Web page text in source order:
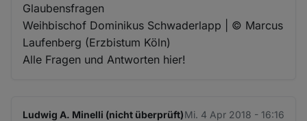
Glaubensfragen
Weihbischof Dominikus Schwaderlapp | © Marcus
Laufenberg (Erzbistum Köln)
Alle Fragen und Antworten hier!
Ludwig A. Minelli (nicht überprüft)Mi. 4 Apr 2018 - 16:16